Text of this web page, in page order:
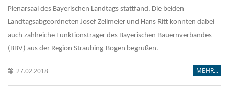
Plenarsaal des Bayerischen Landtags stattfand. Die beiden
Landtagsabgeordneten Josef Zellmeier und Hans Ritt konnten dabei
auch zahlreiche Funktionsträger des Bayerischen Bauernverbandes
(BBV) aus der Region Straubing-Bogen begrüßen.
27.02.2018 MEHR...